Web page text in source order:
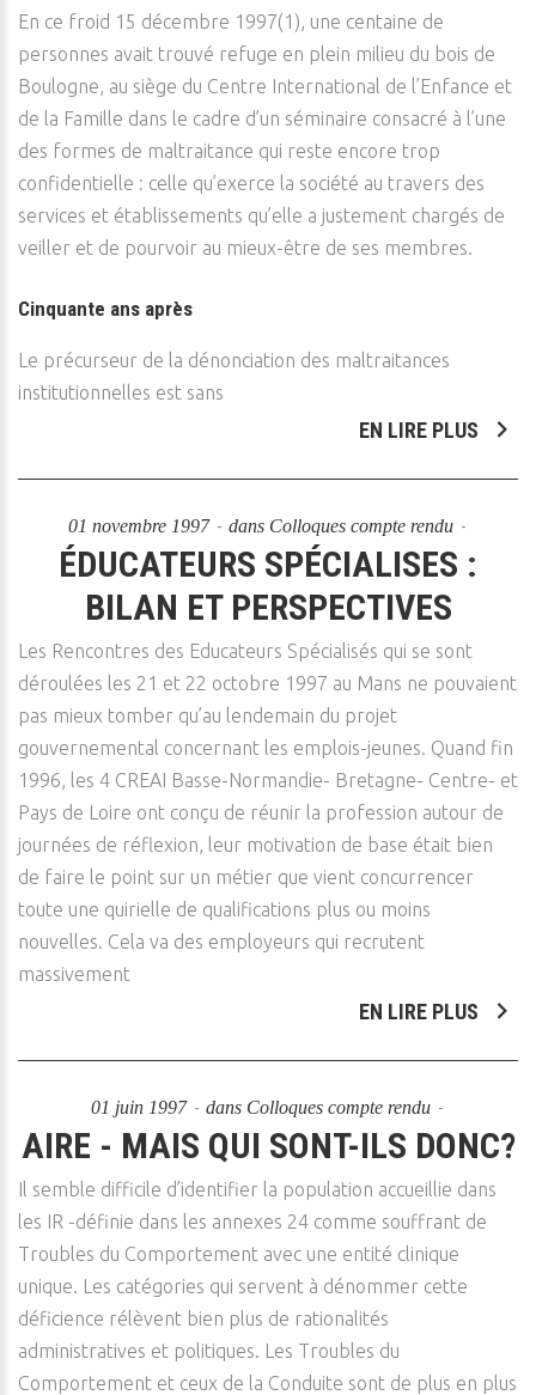
En ce froid 15 décembre 1997(1), une centaine de
personnes avait trouvé refuge en plein milieu du bois de
Boulogne, au siège du Centre International de l’Enfance et
de la Famille dans le cadre d’un séminaire consacré à l’une
des formes de maltraitance qui reste encore trop
confidentielle : celle qu’exerce la société au travers des
services et établissements qu’elle a justement chargés de
veiller et de pourvoir au mieux-être de ses membres.
Cinquante ans après
Le précurseur de la dénonciation des maltraitances
institutionnelles est sans
EN LIRE PLUS
01 novembre 1997 dans Colloques compte rendu
ÉDUCATEURS SPÉCIALISES :
BILAN ET PERSPECTIVES
Les Rencontres des Educateurs Spécialisés qui se sont
déroulées les 21 et 22 octobre 1997 au Mans ne pouvaient
pas mieux tomber qu’au lendemain du projet
gouvernemental concernant les emplois-jeunes. Quand fin
1996, les 4 CREAI Basse-Normandie- Bretagne- Centre- et
Pays de Loire ont conçu de réunir la profession autour de
journées de réflexion, leur motivation de base était bien
de faire le point sur un métier que vient concurrencer
toute une quirielle de qualifications plus ou moins
nouvelles. Cela va des employeurs qui recrutent
massivement
EN LIRE PLUS
01 juin 1997 dans Colloques compte rendu
AIRE - MAIS QUI SONT-ILS DONC?
Il semble difficile d’identifier la population accueillie dans
les IR -définie dans les annexes 24 comme souffrant de
Troubles du Comportement avec une entité clinique
unique. Les catégories qui servent à dénommer cette
déficience rélèvent bien plus de rationalités
administratives et politiques. Les Troubles du
Comportement et ceux de la Conduite sont de plus en plus